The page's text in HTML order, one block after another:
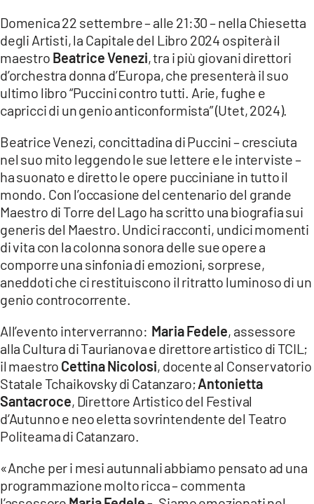
LACTV.IT
LACONAIR.IT
LACITYMAG.IT
ILREGGINO.IT
COSENZACHANNEL.IT
ILVIBONESE.IT
CATANZAROCHANNEL.IT
LACAPITALENEWS.IT
App
ANDROID
Domenica 22 settembre – alle 21:30 – nella Chiesetta
degli Artisti, la Capitale del Libro 2024 ospiterà il
maestro Beatrice Venezi, tra i più giovani direttori
d’orchestra donna d’Europa, che presenterà il suo
ultimo libro “Puccini contro tutti. Arie, fughe e
capricci di un genio anticonformista” (Utet, 2024).
Beatrice Venezi, concittadina di Puccini – cresciuta
nel suo mito leggendo le sue lettere e le interviste –
ha suonato e diretto le opere pucciniane in tutto il
mondo. Con l’occasione del centenario del grande
Maestro di Torre del Lago ha scritto una biografia sui
generis del Maestro. Undici racconti, undici momenti
di vita con la colonna sonora delle sue opere a
comporre una sinfonia di emozioni, sorprese,
aneddoti che ci restituiscono il ritratto luminoso di un
genio controcorrente.
All’evento interverranno: Maria Fedele, assessore
alla Cultura di Taurianova e direttore artistico di TCIL;
il maestro Cettina Nicolosi, docente al Conservatorio
Statale Tchaikovsky di Catanzaro;Antonietta
Santacroce, Direttore Artistico del Festival
d’Autunno e neo eletta sovrintendente del Teatro
Politeama di Catanzaro.
«Anche per i mesi autunnali abbiamo pensato ad una
programmazione molto ricca – commenta